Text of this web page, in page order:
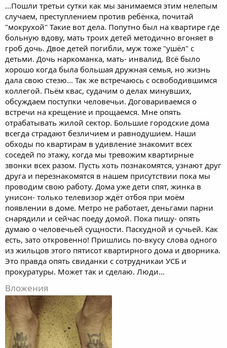
...Пошли третьи сутки как мы занимаемся этим нелепым
случаем, преступлением против ребёнка, почитай
"мокрухой" Такие вот дела. Попутно был на квартире где
больную вдову, мать троих детей методично вгоняет в
гроб дочь. Двое детей погибли, муж тоже "ушёл" с
детьми. Дочь наркоманка, мать- инвалид. Всё было
хорошо когда была большая дружная семья, но жизнь
дала свою стезю... Так же встречаюсь с освободившимся
коллегой. Пьём квас, судачим о делах минувших,
обсуждаем поступки человечьи. Договариваемся о
встречи на крещение и прощаемся. Мне опять
отрабатывать жилой сектор. Большие городские дома
всегда страдают безличием и равнодушием. Наши
обходы по квартирам в удивление знакомит всех
соседей по этажу, когда мы тревожим квартирные
звонки всех разом. Пусть хоть познакомятся, узнают друг
друга и перезнакомятся в нашем присутствии пока мы
проводим свою работу. Дома уже дети спят, жинка в
унисон- только телевизор ждёт отбоя при моём
появлении в доме. Метро не работает, деньгами парни
снарядили и сейчас поеду домой. Пока пишу- опять
думаю о человечьей сущности. Паскудной и сучьей. Как
есть, зато откровенно! Пришлись по-вкусу слова одного
из жильцов этого пятисот квартирного дома и дворника.
Это правда опять свиданки с сотрудникаи УСБ и
прокуратуры. Может так и сделаю. Люди...
Вложения